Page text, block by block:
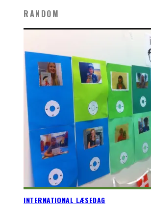
RANDOM
INTERNATIONAL LÆSEDAG